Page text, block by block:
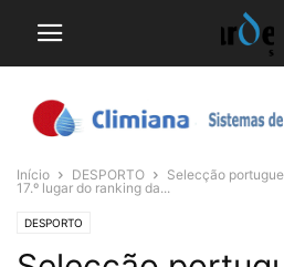
Início DESPORTO
Selecção
17.º lugar do ranking da...
DESPORTO